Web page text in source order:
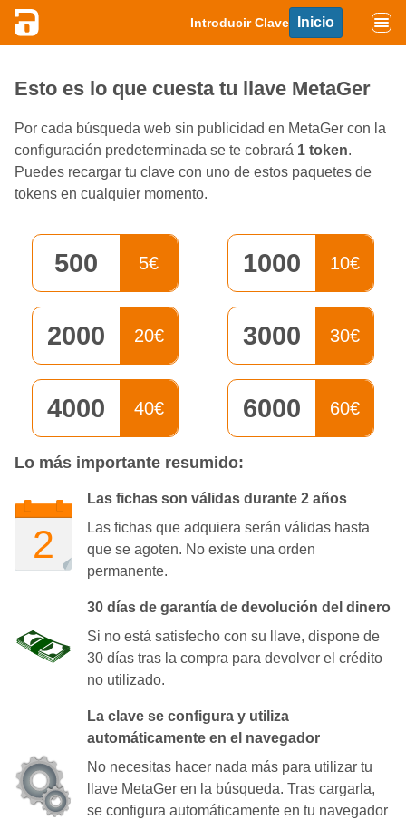
Introducir Clave Inicio
Esto es lo que cuesta tu llave MetaGer
Por cada búsqueda web sin publicidad en MetaGer con la
configuración predeterminada se te cobrará 1 token.
Puedes recargar tu clave con uno de estos paquetes de
tokens en cualquier momento.
500 5€ 1000 10€
2000 20€ 3000 30€
4000 40€ 6000 60€
Lo más importante resumido:
Las fichas son válidas durante 2 años
Las fichas que adquiera serán válidas hasta
que se agoten. No existe una orden
permanente.
30 días de garantía de devolución del dinero
Si no está satisfecho con su llave, dispone de
30 días tras la compra para devolver el crédito
no utilizado.
La clave se configura y utiliza
automáticamente en el navegador
No necesitas hacer nada más para utilizar tu
llave MetaGer en la búsqueda. Tras cargarla,
se configura automáticamente en tu navegador